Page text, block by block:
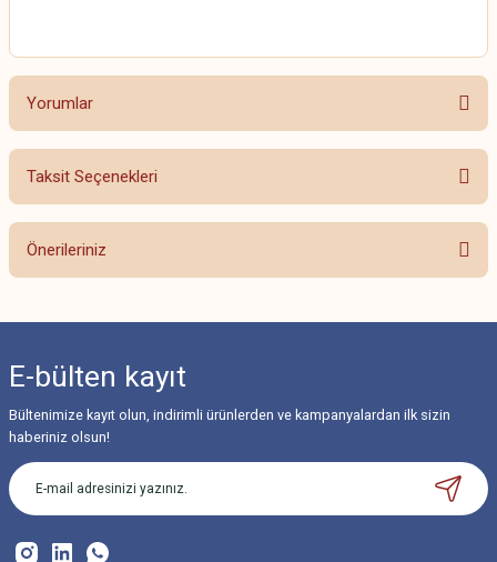
Yorumlar
Bu ürüne ilk yorumu siz yapın!
Taksit Seçenekleri
Önerileriniz
Görüş ve önerileriniz için teşekkür ederiz.
Ürün resmi kalitesiz, bozuk veya görüntülenemiyor.
Ürün açıklamasında eksik bilgiler bulunuyor.
Ürün bilgilerinde hatalar bulunuyor.
Bu ürüne benzer farklı alternatifler olmalı.
E-bülten kayıt
Bültenimize kayıt olun, indirimli ürünlerden ve kampanyalardan ilk sizin
haberiniz olsun!